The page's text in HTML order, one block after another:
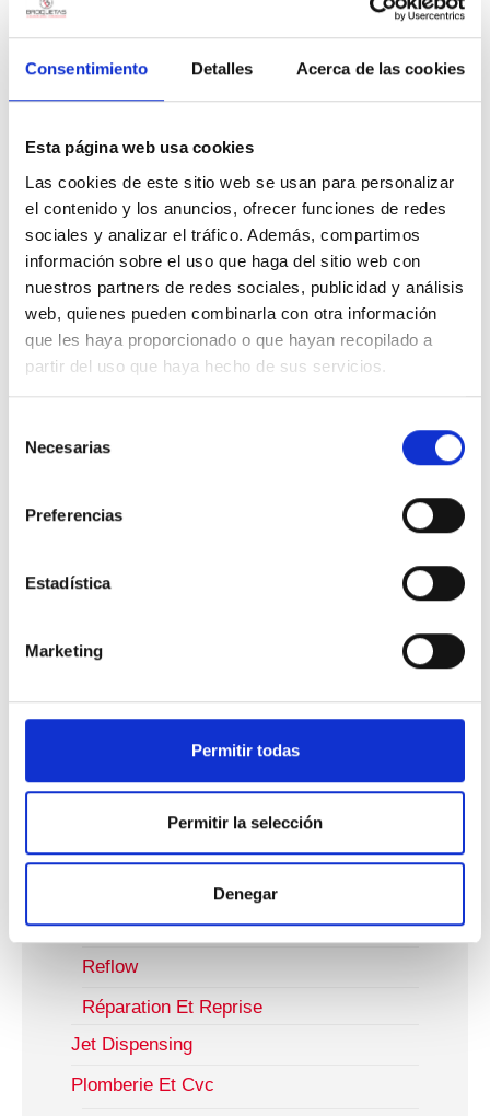
Consentimiento Detalles Acerca de las cookies
Esta página web usa cookies
Las cookies de este sitio web se usan para personalizar
el contenido y los anuncios, ofrecer funciones de redes
sociales y analizar el tráfico. Además, compartimos
información sobre el uso que haga del sitio web con
nuestros partners de redes sociales, publicidad y análisis
web, quienes pueden combinarla con otra información
que les haya proporcionado o que hayan recopilado a
partir del uso que haya hecho de sus servicios.
Necesarias
Preferencias
Estadística
Marketing
Permitir todas
Permitir la selección
Denegar
B2.1
B2.2
1.1.3.B (EN ISO 29454-1) / ROMO (J-STD-004) EN
B3.1
61190 1-3:2007
B3.2
3.1.1.B (EN ISO 29454-1) / INM1 (J-STD-004) EN 61190
1-3:2007
B4.1
1.2.2.B (EN ISO 29454-1) / REL1 (J-STD-004) EN
B4.2
1.2.3.B (EN ISO 29454-1) / REL0 (J-STD-004) EN
61190 1-3:2007
Catégorie
Artisanat/Orfèvrerie
Industrie Antifriction
Industrie Électronique
Brasage Sélectif
Jet Dispensing
Reflow
Réparation Et Reprise
Jet Dispensing
Plomberie Et Cvc